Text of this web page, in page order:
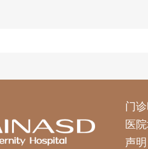
门
医
声